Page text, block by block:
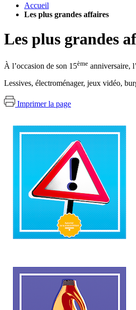
Accueil
Les plus grandes affaires
Les plus grandes
À l’occasion de son 15ème anniversaire,
Lessives, électroménager, jeux vidéo,
Imprimer la page